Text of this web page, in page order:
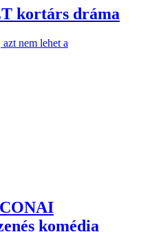
kortárs dráma
nem lehet a
komédia